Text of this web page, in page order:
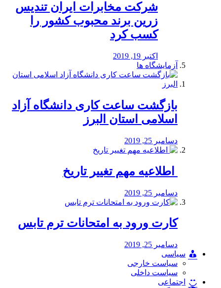
شرکت مخابرات ایران تندیس
زرین برند محبوب کشور را
کسب کرد
اکتبر 19, 2019
آزمایشگاه ها
بازگشت ساعت کاری دانشگاه آزاد
اسلامی استان البرز
دسامبر 25, 2019
️ اطلاعیه مهم تغییر تاریخ
دسامبر 25, 2019
کارت ورود به امتحانات ترم تابس
دسامبر 25, 2019
سیاسی
سیاست خارجی
سیاست داخلی
اجتماعی